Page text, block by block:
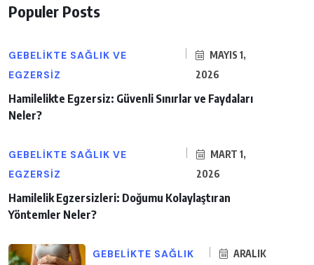
Populer Posts
GEBELIKTE SAĞLIK VE
EGZERSIZ
MAYIS 1,
2026
Hamilelikte Egzersiz: Güvenli Sınırlar ve Faydaları
Neler?
GEBELIKTE SAĞLIK VE
EGZERSIZ
MART 1,
2026
Hamilelik Egzersizleri: Doğumu Kolaylaştıran
Yöntemler Neler?
GEBELIKTE SAĞLIK
ARALIK